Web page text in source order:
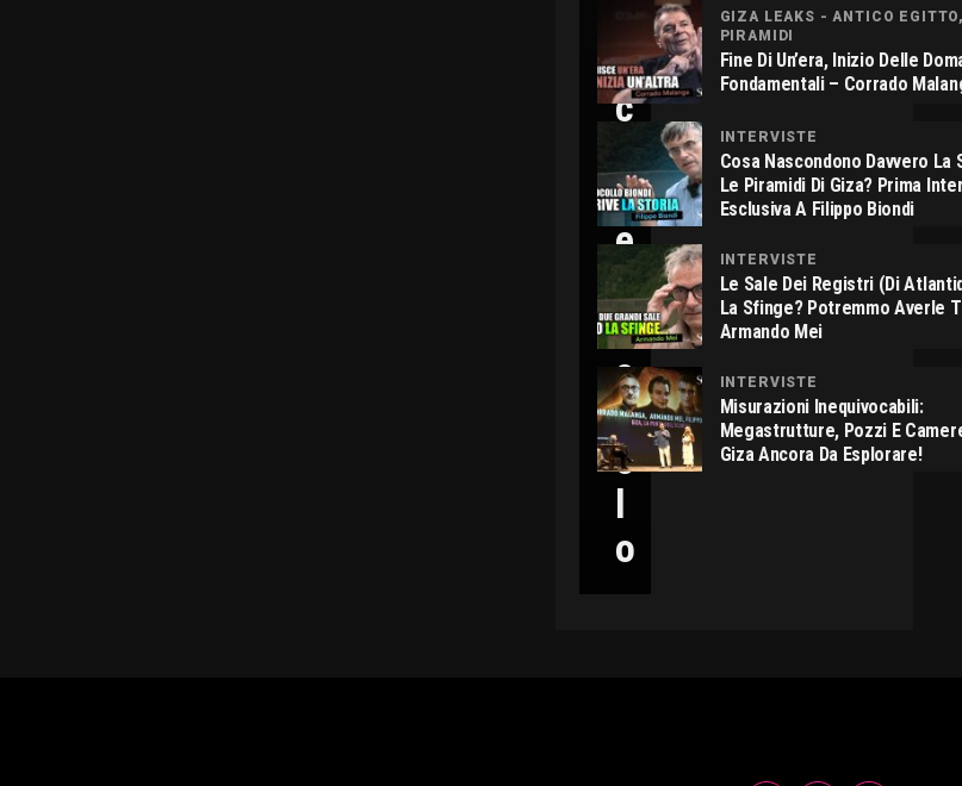
I
C
L
E
C
I
C
C
O
L
O
GIZA LEAKS - ANTICO
PIRAMIDI
Fine Di Un’era, Inizio Delle
Fondamentali – Corrado
INTERVISTE
Cosa Nascondono Davvero La
Le Piramidi Di Giza? Prima
Esclusiva A Filippo Biondi
INTERVISTE
Le Sale Dei Registri (di
La Sfinge? Potremmo Averle
Armando Mei
INTERVISTE
Misurazioni Inequivocabili:
Megastrutture, Pozzi E
Giza Ancora Da Esplorare!